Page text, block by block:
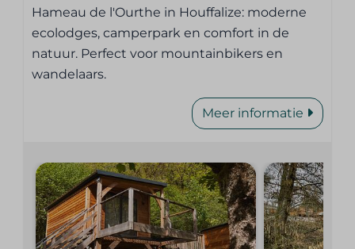
Hameau de l'Ourthe in Houffalize: moderne
ecolodges, camperpark en comfort in de
natuur. Perfect voor mountainbikers en
wandelaars.
Meer informatie